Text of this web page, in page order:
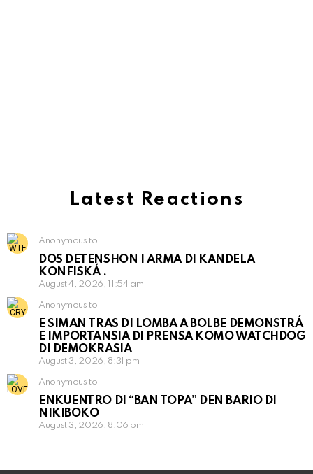
Latest Reactions
Anonymous to
DOS DETENSHON I ARMA DI KANDELA
KONFISKÁ .
August 4, 2026, 11:54 am
Anonymous to
E SIMAN TRAS DI LOMBA A BOLBE DEMONSTRÁ
E IMPORTANSIA DI PRENSA KOMO WATCHDOG
DI DEMOKRASIA
August 3, 2026, 8:31 pm
Anonymous to
ENKUENTRO DI “BAN TOPA” DEN BARIO DI
NIKIBOKO
August 3, 2026, 8:06 pm